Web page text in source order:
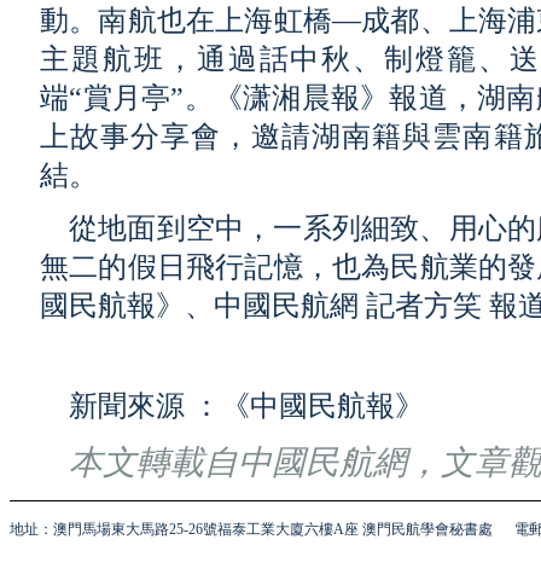
動。南航也在上海虹橋—成都、上海
主題航班，通過話中秋、制燈籠、
端“賞月亭”。《潇湘晨報》報道，湖
上故事分享會，邀請湖南籍與雲南
結。
從地面到空中，一系列細致、用心
無二的假日飛行記憶，也為民航業的
國民航報》、中國民航網 記者方笑 報
新聞來源 ：《中國民航報》
本文轉載自中國民航網，文章
地址：澳門馬場東大馬路25-26號福泰工業大廈六樓A座 澳門民航學會秘書處 電